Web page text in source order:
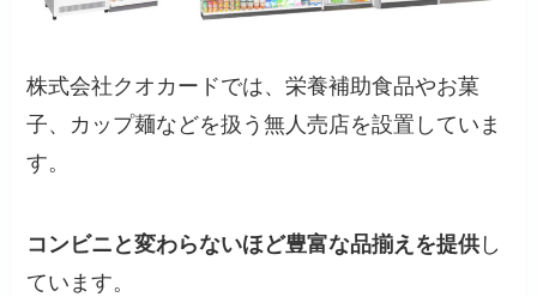
株式会社クオカードでは、栄養補助食品やお菓
子、カップ麺などを扱う無人売店を設置していま
す。
コンビニと変わらないほど豊富な品揃えを提供 し
ています。